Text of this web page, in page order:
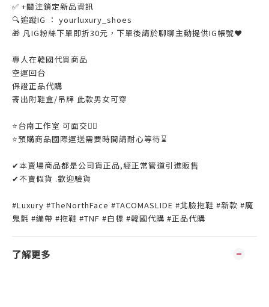
✅ +關注鎖定新品資訊
🔍追蹤IG ： yourluxury_shoes
🎁 凡IG粉絲下單即折30元，下單後請於聊聊主動提供IG帳號❤
專人在韓國代買商品
空運回台
保證正品代購
寄出附鞋盒/吊牌 此款男女可穿
⭐️台南工作室 可面交👌🏼
⭐️預購商品國際運送需要時間請耐心等待⌛️
✔本賣場商品都是公司貨正品,經正常管道引進販售
✔不賣假貨 .歡迎驗貨
#Luxury #TheNorthFace #TACOMASLIDE #北臉拖鞋 #新款 #魔
鬼氈 #繃帶 #拖鞋 #TNF #白標 #韓國代購 #正品代購
了解更多